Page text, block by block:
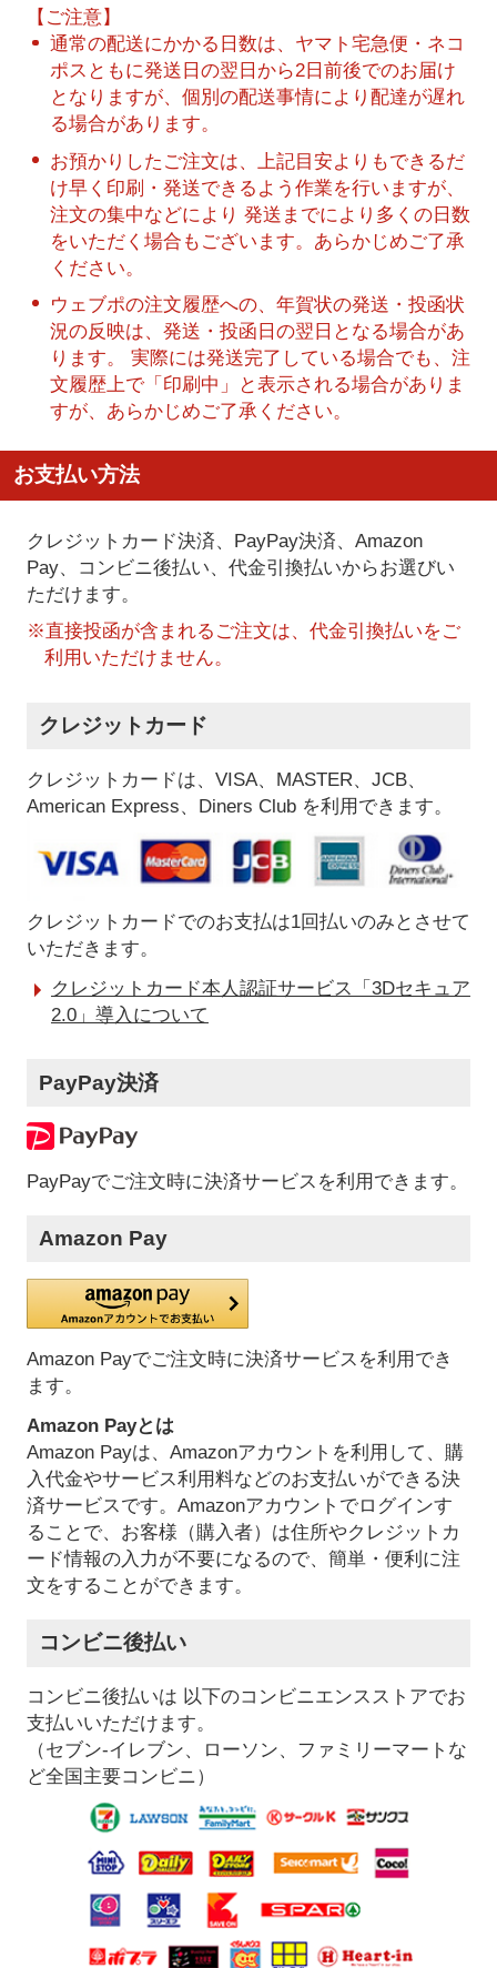
【ご注意】
通常の配送にかかる日数は、ヤマト宅急便・ネコ
ポスともに発送日の翌日から2日前後でのお届け
となりますが、個別の配送事情により配達が遅れ
る場合があります。
お預かりしたご注文は、上記目安よりもできるだ
け早く印刷・発送できるよう作業を行いますが、
注文の集中などにより 発送までにより多くの日数
をいただく場合もございます。あらかじめご了承
ください。
ウェブポの注文履歴への、年賀状の発送・投函状
況の反映は、発送・投函日の翌日となる場合があ
ります。 実際には発送完了している場合でも、注
文履歴上で「印刷中」と表示される場合がありま
すが、あらかじめご了承ください。
お支払い方法
クレジットカード決済、PayPay決済、Amazon
Pay、コンビニ後払い、代金引換払いからお選びい
ただけます。
※直接投函が含まれるご注文は、代金引換払いをご
利用いただけません。
クレジットカード
クレジットカードは、VISA、MASTER、JCB、
American Express、Diners Club を利用できます。
クレジットカードでのお支払は1回払いのみとさせて
いただきます。
クレジットカード本人認証サービス「3Dセキュア
2.0」導入について
PayPay決済
PayPayでご注文時に決済サービスを利用できます。
Amazon Pay
Amazon Payでご注文時に決済サービスを利用でき
ます。
Amazon Payとは
Amazon Payは、Amazonアカウントを利用して、購
入代金やサービス利用料などのお支払いができる決
済サービスです。Amazonアカウントでログインす
ることで、お客様（購入者）は住所やクレジットカ
ード情報の入力が不要になるので、簡単・便利に注
文をすることができます。
コンビニ後払い
コンビニ後払いは 以下のコンビニエンスストアでお
支払いいただけます。
（セブン-イレブン、ローソン、ファミリーマートな
ど全国主要コンビニ）